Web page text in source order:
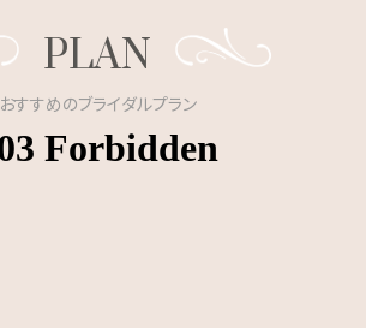
PLAN
おすすめのブライダルプラン